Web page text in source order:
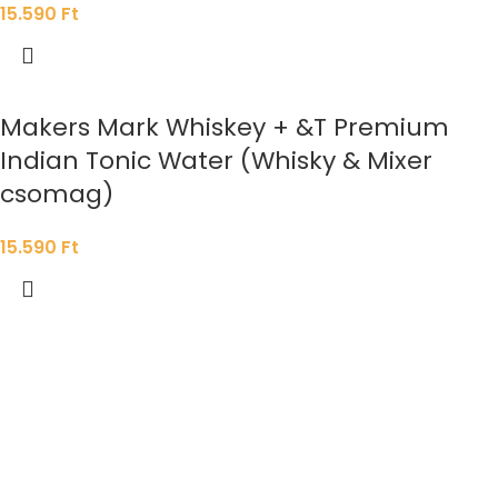
15.590 Ft
Makers Mark Whiskey + &T Premium
Indian Tonic Water (Whisky & Mixer
csomag)
15.590 Ft